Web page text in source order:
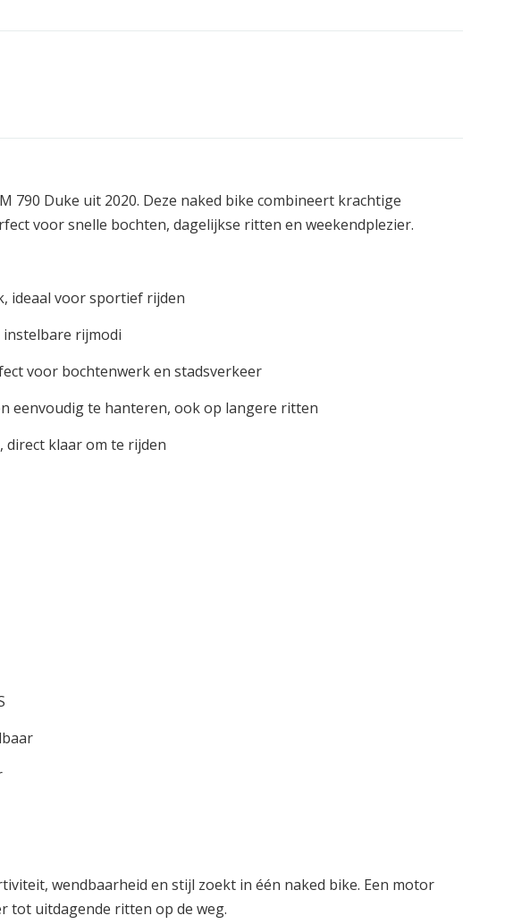
790 Duke uit 2020. Deze naked bike combineert krachtige
voor snelle bochten, dagelijkse ritten en weekendplezier.
ideaal voor sportief rijden
instelbare rijmodi
voor bochtenwerk en stadsverkeer
eenvoudig te hanteren, ook op langere ritten
direct klaar om te rijden
wendbaarheid en stijl zoekt in één naked bike. Een motor
tot uitdagende ritten op de weg.